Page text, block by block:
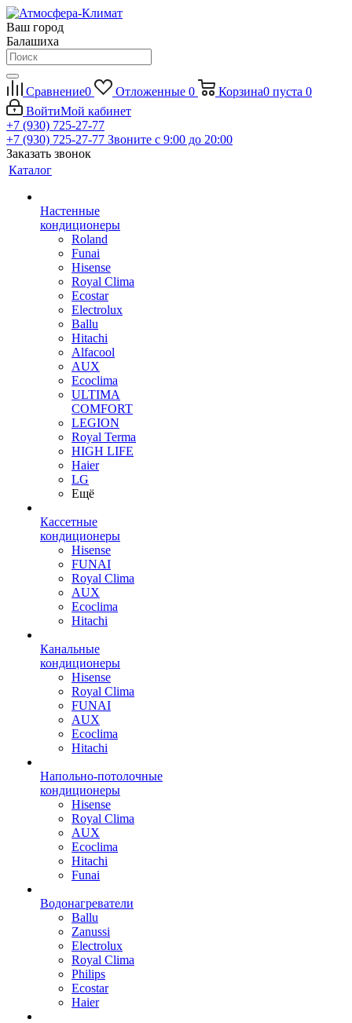
Ваш город
Балашиха
Сравнение0 Отложенные 0 Корзина0 пуста 0
ВойтиМой кабинет
+7 (930) 725-27-77
+7 (930) 725-27-77 Звоните с 9:00 до 20:00
Заказать звонок
Каталог
Настенные
кондиционеры
Roland
Funai
Hisense
Royal Clima
Ecostar
Electrolux
Ballu
Hitachi
Alfacool
AUX
Ecoclima
ULTIMA
COMFORT
LEGION
Royal Terma
HIGH LIFE
Haier
LG
Ещё
Кассетные
кондиционеры
Hisense
FUNAI
Royal Clima
AUX
Ecoclima
Hitachi
Канальные
кондиционеры
Hisense
Royal Clima
FUNAI
AUX
Ecoclima
Hitachi
Напольно-потолочные
кондиционеры
Hisense
Royal Clima
AUX
Ecoclima
Hitachi
Funai
Водонагреватели
Ballu
Zanussi
Electrolux
Royal Clima
Philips
Ecostar
Haier